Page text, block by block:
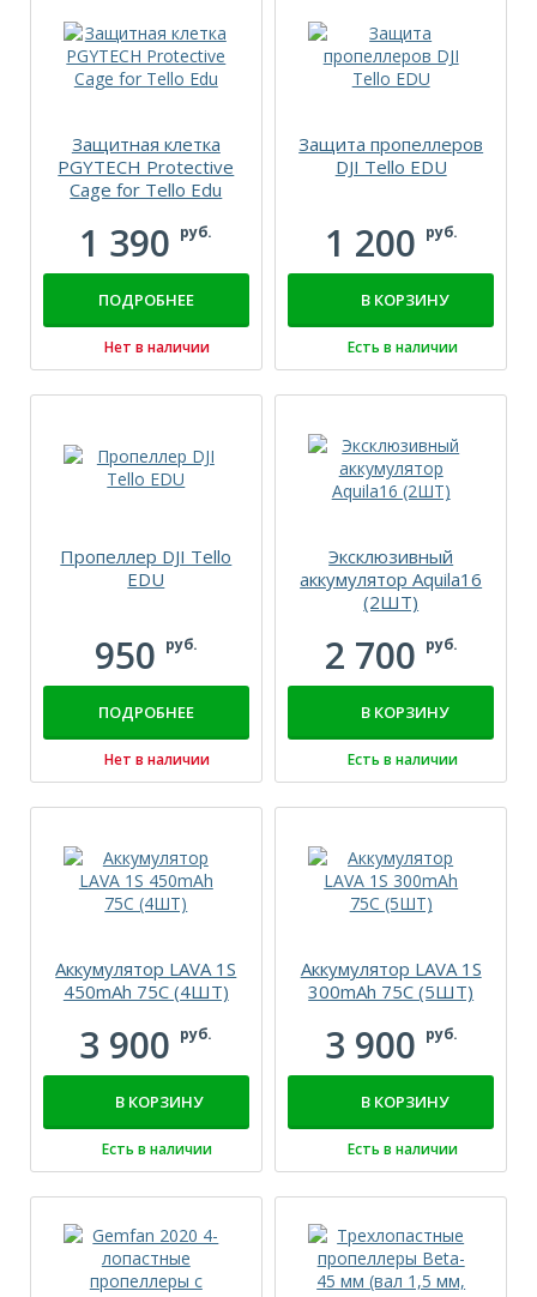
Защитная клетка
PGYTECH Protective
Cage for Tello Edu
1 390 руб.
ПОДРОБНЕЕ
Нет в наличии
Защита пропеллеров
DJI Tello EDU
1 200 руб.
В КОРЗИНУ
Есть в наличии
Пропеллер DJI Tello
EDU
950 руб.
ПОДРОБНЕЕ
Нет в наличии
Эксклюзивный
аккумулятор Aquila16
(2ШТ)
2 700 руб.
В КОРЗИНУ
Есть в наличии
Аккумулятор LAVA 1S
450mAh 75C (4ШТ)
3 900 руб.
В КОРЗИНУ
Есть в наличии
Аккумулятор LAVA 1S
300mAh 75C (5ШТ)
3 900 руб.
В КОРЗИНУ
Есть в наличии